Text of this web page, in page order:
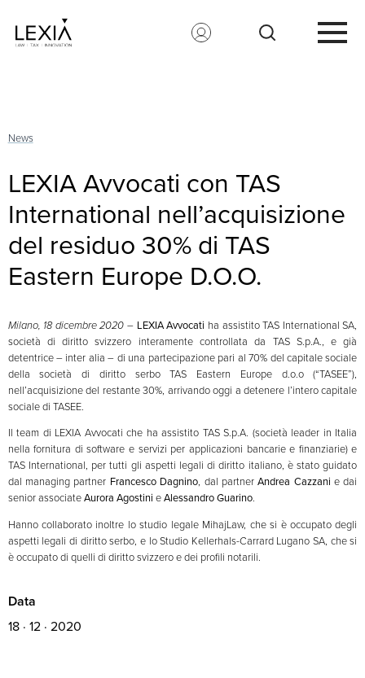
News
LEXIA Avvocati con TAS
International nell’acquisizione
del residuo 30% di TAS
Eastern Europe D.O.O.
Milano, 18 dicembre 2020 – LEXIA Avvocati ha assistito TAS International SA,
società di diritto svizzero interamente controllata da TAS S.p.A., e già
detentrice – inter alia – di una partecipazione pari al 70% del capitale sociale
della società di diritto serbo TAS Eastern Europe d.o.o (“TASEE”),
nell’acquisizione del restante 30%, arrivando oggi a detenere l’intero capitale
sociale di TASEE.
Il team di LEXIA Avvocati che ha assistito TAS S.p.A. (società leader in Italia
nella fornitura di software e servizi per applicazioni bancarie e finanziarie) e
TAS International, per tutti gli aspetti legali di diritto italiano, è stato guidato
dal managing partner Francesco Dagnino, dal partnerAndrea Cazzani e dai
senior associateAurora Agostini eAlessandro Guarino.
Hanno collaborato inoltre lo studio legale MihajLaw, che si è occupato degli
aspetti legali di diritto serbo, e lo Studio Kellerhals-Carrard Lugano SA, che si
è occupato di quelli di diritto svizzero e dei profili notarili.
Data
18 · 12 · 2020